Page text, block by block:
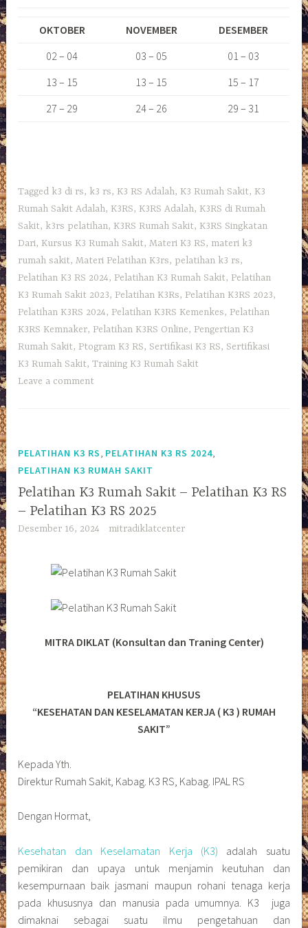
OKTOBER NOVEMBER
DESEMBER
02 – 04
03 – 05
01 – 03
13 – 15
13 – 15
15 – 17
27 – 29
24 – 26 29 – 31
Tagged k3 di rs, k3 rs, K3 RS Adalah, K3 Rumah Sakit, K3
Rumah Sakit Adalah, K3RS, K3RS Adalah, K3RS di Rumah
Sakit, k3rs pelatihan, K3RS Rumah Sakit, K3RS Singkatan
Dari, Kursus K3 Rumah Sakit,Materi K3 RS, materi k3
rumah sakit,Materi Pelatihan K3rs, pelatihan k3 rs,
Pelatihan K3 RS 2024, Pelatihan K3 Rumah Sakit, Pelatihan
K3 Rumah Sakit 2023, Pelatihan K3Rs, Pelatihan K3RS 2023,
Pelatihan K3RS 2024, Pelatihan K3RS Kemenkes, Pelatihan
K3RS Kemnaker, Pelatihan K3RS Online, Pengertian K3
Rumah Sakit, Ptogram K3 RS, Sertifikasi K3 RS, Sertifikasi
K3 Rumah Sakit,Training K3 Rumah Sakit
Leave a comment
PELATIHAN K3 RS, PELATIHAN K3 RS 2024,
PELATIHAN K3 RUMAH SAKIT
Pelatihan K3 Rumah Sakit – Pelatihan K3 RS
– Pelatihan K3 RS 2025
Desember 16, 2024 mitradiklatcenter
MITRA DIKLAT (Konsultan dan Traning Center)
PELATIHAN KHUSUS
“KESEHATAN DAN KESELAMATAN KERJA ( K3 ) RUMAH
SAKIT”
Kepada Yth.
Direktur Rumah Sakit, Kabag. K3 RS, Kabag. IPAL RS
Dengan Hormat,
Kesehatan dan Keselamatan Kerja (K3) adalah suatu
pemikiran dan upaya untuk menjamin keutuhan dan
kesempurnaan baik jasmani maupun rohani tenaga kerja
pada khususnya dan manusia pada umumnya. K3 juga
dimaknai sebagai suatu ilmu pengetahuan dan